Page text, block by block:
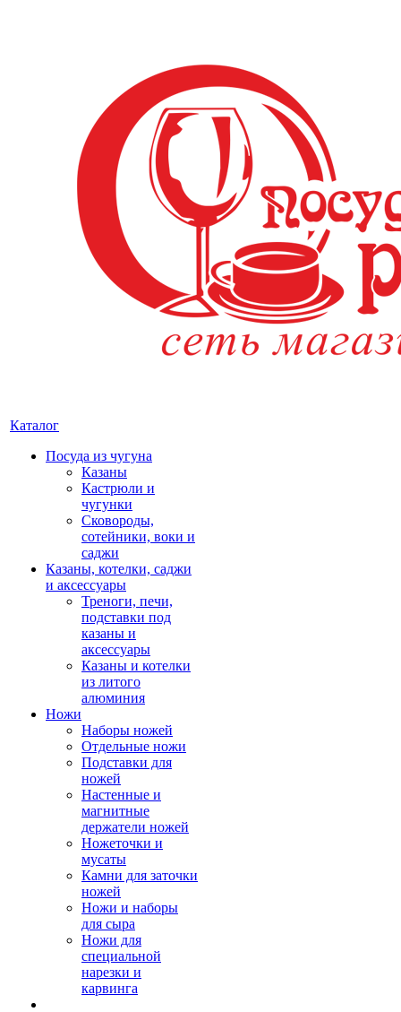
Каталог
Посуда из чугуна
Казаны
Кастрюли и
чугунки
Сковороды,
сотейники, воки и
саджи
Казаны, котелки, саджи
и аксессуары
Треноги, печи,
подставки под
казаны и
аксессуары
Казаны и котелки
из литого
алюминия
Ножи
Наборы ножей
Отдельные ножи
Подставки для
ножей
Настенные и
магнитные
держатели ножей
Ножеточки и
мусаты
Камни для заточки
ножей
Ножи и наборы
для сыра
Ножи для
специальной
нарезки и
карвинга